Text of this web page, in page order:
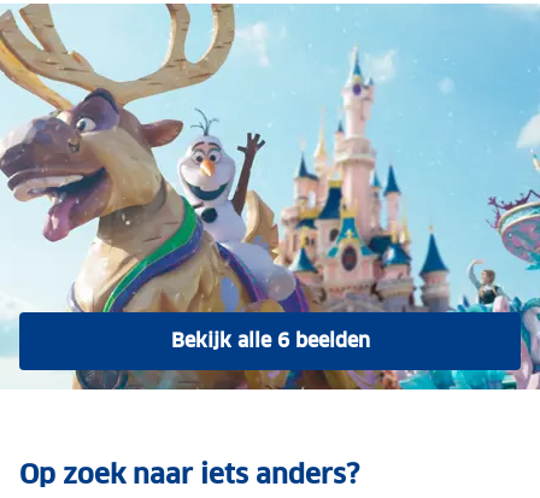
Bekijk alle 6 beelden
Op zoek naar iets anders?